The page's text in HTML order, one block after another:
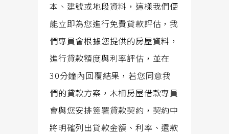
本、建號或地段資料，這樣我們便
能立即為您進行免費貸款評估，我
們專員會根據您提供的房屋資料，
進行貸款額度與利率評估，並在
30分鐘內回覆結果，若您同意我
們的貸款方案，木柵房屋借款專員
會與您安排簽署貸款契約，契約中
將明確列出貸款金額、利率、還款